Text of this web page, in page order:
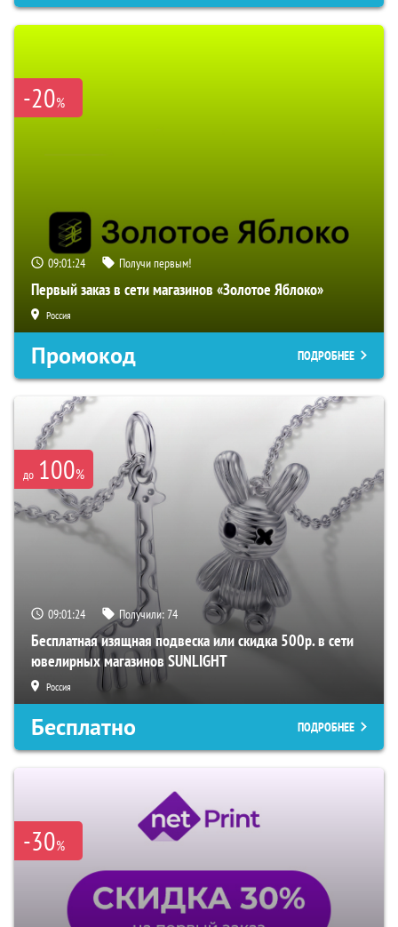
-20%
09:01:23 Получи первым!
Первый заказ в сети магазинов «Золотое Яблоко»
Россия
Промокод ПОДРОБНЕЕ
до 100%
09:01:23 Получили:74
Бесплатная изящная подвеска или скидка 500р. в сети
ювелирных магазинов SUNLIGHT
Россия
Бесплатно ПОДРОБНЕЕ
-30%